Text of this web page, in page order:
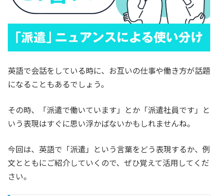
英語で会話をしている時に、お互いの仕事や働き方が話題
になることもあるでしょう。
その時、「派遣で働いています」とか「派遣社員です」と
いう表現はすぐに思い浮かばないかもしれませんね。
今回は、英語で「派遣」という言葉をどう表現するか、例
文とともにご紹介していくので、ぜひ覚えて活用してくだ
さい。